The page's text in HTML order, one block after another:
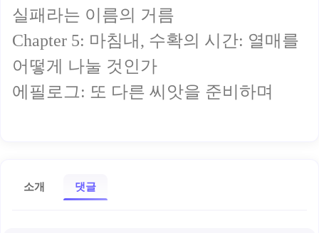
실패라는 이름의 거름
Chapter 5: 마침내, 수확의 시간: 열매를
어떻게 나눌 것인가
에필로그: 또 다른 씨앗을 준비하며
소개 댓글